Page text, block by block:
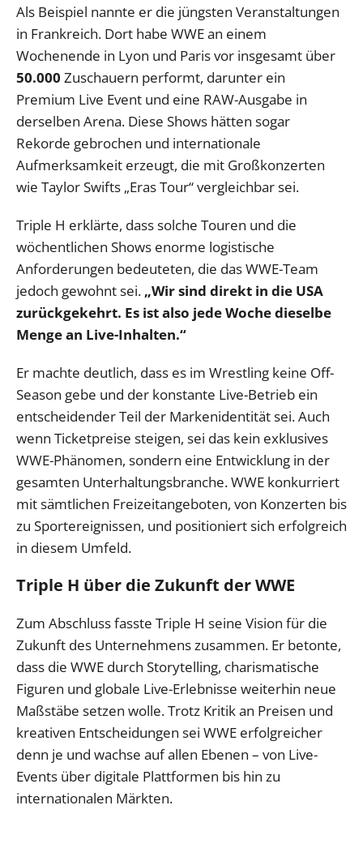
Als Beispiel nannte er die jüngsten Veranstaltungen
in Frankreich. Dort habe WWE an einem
Wochenende in Lyon und Paris vor insgesamt über
50.000 Zuschauern performt, darunter ein
Premium Live Event und eine RAW-Ausgabe in
derselben Arena. Diese Shows hätten sogar
Rekorde gebrochen und internationale
Aufmerksamkeit erzeugt, die mit Großkonzerten
wie Taylor Swifts „Eras Tour“ vergleichbar sei.
Triple H erklärte, dass solche Touren und die
wöchentlichen Shows enorme logistische
Anforderungen bedeuteten, die das WWE-Team
jedoch gewohnt sei. „Wir sind direkt in die USA
zurückgekehrt. Es ist also jede Woche dieselbe
Menge an Live-Inhalten.“
Er machte deutlich, dass es im Wrestling keine Off-
Season gebe und der konstante Live-Betrieb ein
entscheidender Teil der Markenidentität sei. Auch
wenn Ticketpreise steigen, sei das kein exklusives
WWE-Phänomen, sondern eine Entwicklung in der
gesamten Unterhaltungsbranche. WWE konkurriert
mit sämtlichen Freizeitangeboten, von Konzerten bis
zu Sportereignissen, und positioniert sich erfolgreich
in diesem Umfeld.
Triple H über die Zukunft der WWE
Zum Abschluss fasste Triple H seine Vision für die
Zukunft des Unternehmens zusammen. Er betonte,
dass die WWE durch Storytelling, charismatische
Figuren und globale Live-Erlebnisse weiterhin neue
Maßstäbe setzen wolle. Trotz Kritik an Preisen und
kreativen Entscheidungen sei WWE erfolgreicher
denn je und wachse auf allen Ebenen – von Live-
Events über digitale Plattformen bis hin zu
internationalen Märkten.